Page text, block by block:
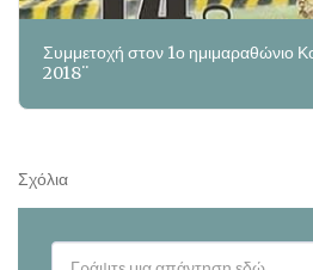
Συμμετοχή στον 1ο ημιμαραθώνιο
2018¨
Σχόλια